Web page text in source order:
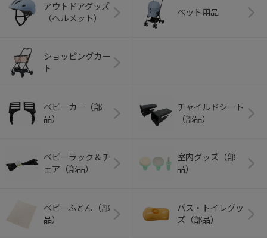
アウトドアグッズ
（ヘルメット）
ペット用品
ショッピングカー
ト
ベビーカー（部
品）
チャイルドシート
（部品）
ベビーラック＆チ
ェア（部品）
室内グッズ（部
品）
ベビーふとん（部
品）
バス・トイレグッ
ズ（部品）